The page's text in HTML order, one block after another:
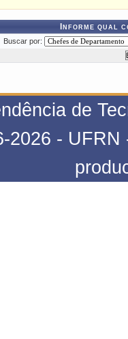
Informe qual
Buscar por:
de
2026 - UFRN